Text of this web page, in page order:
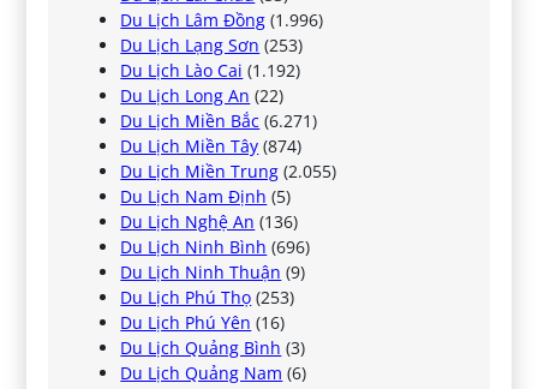
Du Lịch Lâm Đồng (1.996)
Du Lịch Lạng Sơn (253)
Du Lịch Lào Cai (1.192)
Du Lịch Long An (22)
Du Lịch Miền Bắc (6.271)
Du Lịch Miền Tây (874)
Du Lịch Miền Trung (2.055)
Du Lịch Nam Định (5)
Du Lịch Nghệ An (136)
Du Lịch Ninh Bình (696)
Du Lịch Ninh Thuận (9)
Du Lịch Phú Thọ (253)
Du Lịch Phú Yên (16)
Du Lịch Quảng Bình (3)
Du Lịch Quảng Nam (6)